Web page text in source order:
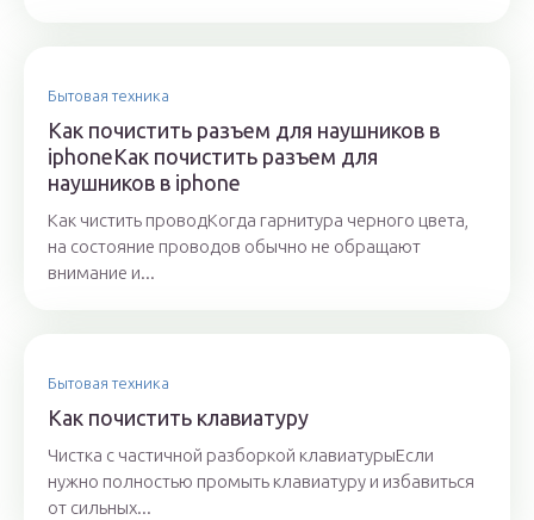
Бытовая техника
Как почистить разъем для наушников в
iphoneКак почистить разъем для
наушников в iphone
Как чистить проводКогда гарнитура черного цвета,
на состояние проводов обычно не обращают
внимание и...
Бытовая техника
Как почистить клавиатуру
Чистка с частичной разборкой клавиатурыЕсли
нужно полностью промыть клавиатуру и избавиться
от сильных...